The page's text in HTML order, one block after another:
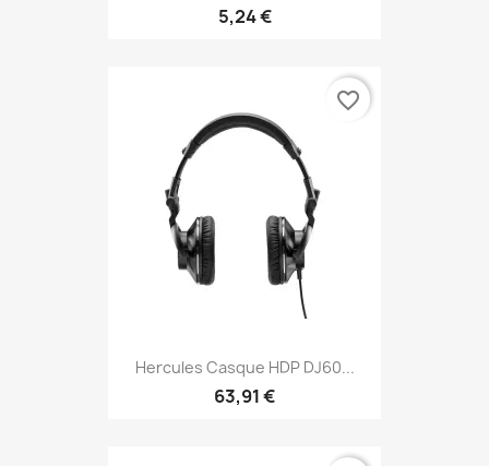
5,24 €
Hercules Casque HDP DJ60...
63,91 €
favorite_border